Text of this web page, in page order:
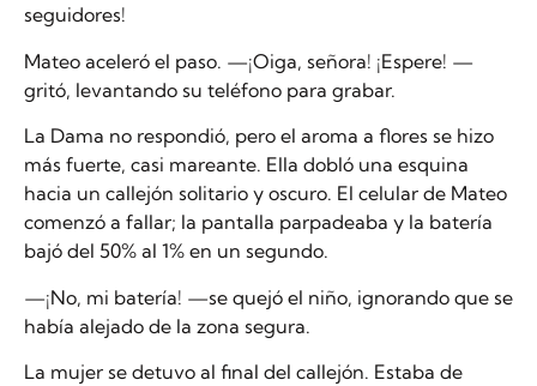
seguidores!
Mateo aceleró el paso. —¡Oiga, señora! ¡Espere! —
gritó, levantando su teléfono para grabar.
La Dama no respondió, pero el aroma a flores se hizo
más fuerte, casi mareante. Ella dobló una esquina
hacia un callejón solitario y oscuro. El celular de Mateo
comenzó a fallar; la pantalla parpadeaba y la batería
bajó del 50% al 1% en un segundo.
—¡No, mi batería! —se quejó el niño, ignorando que se
había alejado de la zona segura.
La mujer se detuvo al final del callejón. Estaba de